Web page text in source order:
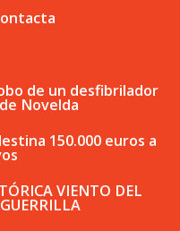
de un desfibrilador
Novelda
150.000 euros a
VIENTO DEL